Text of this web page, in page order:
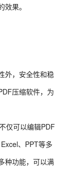
果。
外，安全性和稳
压缩软件，为
仅可以编辑PDF
、PPT等多
种功能，可以满